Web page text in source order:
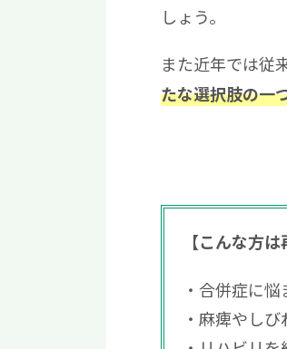
しょう。
また近年では従
たな選択肢の一
【こんな方
合併症に悩
麻痺やしび